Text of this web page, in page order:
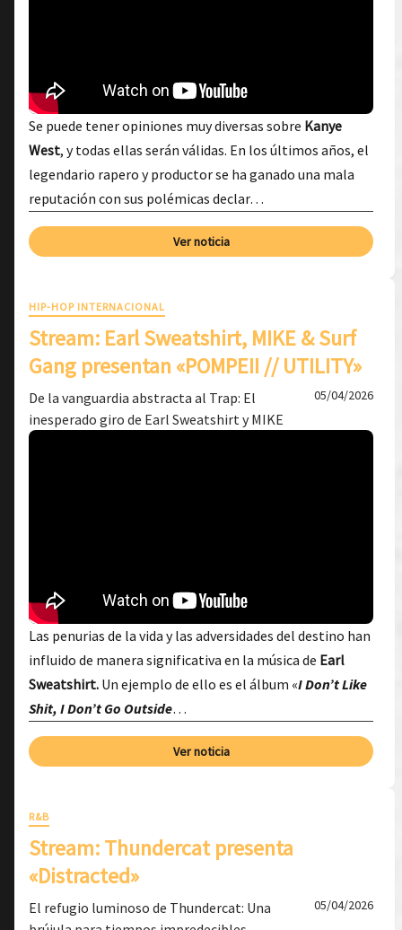
Se puede tener opiniones muy diversas sobre Kanye
West, y todas ellas serán válidas. En los últimos años, el
legendario rapero y productor se ha ganado una mala
reputación con sus polémicas declar…
Ver noticia
HIP-HOP INTERNACIONAL
Stream: Earl Sweatshirt, MIKE & Surf
Gang presentan «POMPEII // UTILITY»
De la vanguardia abstracta al Trap: El
inesperado giro de Earl Sweatshirt y MIKE
05/04/2026
Las penurias de la vida y las adversidades del destino han
influido de manera significativa en la música de Earl
Sweatshirt. Un ejemplo de ello es el álbum «I Don’t Like
Shit, I Don’t Go Outside…
Ver noticia
R&B
Stream: Thundercat presenta
«Distracted»
El refugio luminoso de Thundercat: Una
05/04/2026